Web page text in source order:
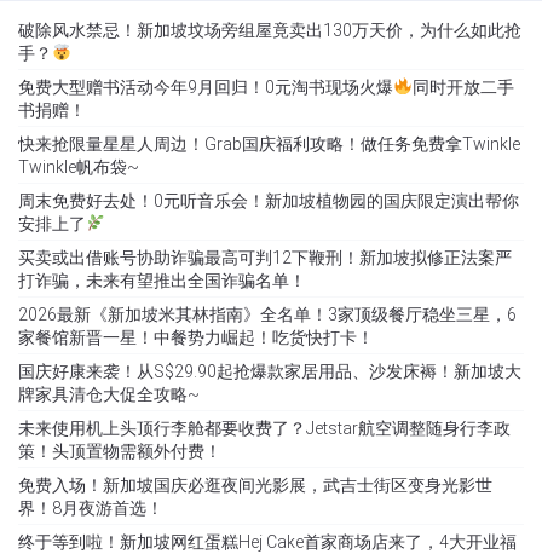
破除风水禁忌！新加坡坟场旁组屋竟卖出130万天价，为什么如此抢
手？
免费大型赠书活动今年9月回归！0元淘书现场火爆
同时开放二手
书捐赠！
快来抢限量星星人周边！Grab国庆福利攻略！做任务免费拿Twinkle
Twinkle帆布袋~
周末免费好去处！0元听音乐会！新加坡植物园的国庆限定演出帮你
安排上了
买卖或出借账号协助诈骗最高可判12下鞭刑！新加坡拟修正法案严
打诈骗，未来有望推出全国诈骗名单！
2026最新《新加坡米其林指南》全名单！3家顶级餐厅稳坐三星，6
家餐馆新晋一星！中餐势力崛起！吃货快打卡！
国庆好康来袭！从S$29.90起抢爆款家居用品、沙发床褥！新加坡大
牌家具清仓大促全攻略~
未来使用机上头顶行李舱都要收费了？Jetstar航空调整随身行李政
策！头顶置物需额外付费！
免费入场！新加坡国庆必逛夜间光影展，武吉士街区变身光影世
界！8月夜游首选！
终于等到啦！新加坡网红蛋糕Hej Cake首家商场店来了，4大开业福